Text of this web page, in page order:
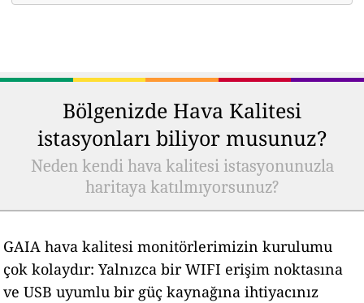
Bölgenizde Hava Kalitesi
istasyonları biliyor musunuz?
Neden kendi hava kalitesi istasyonunuzla
haritaya katılmıyorsunuz?
GAIA hava kalitesi monitörlerimizin kurulumu
çok kolaydır: Yalnızca bir WIFI erişim noktasına
ve USB uyumlu bir güç kaynağına ihtiyacınız